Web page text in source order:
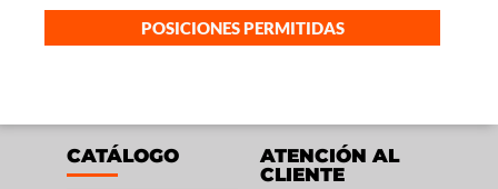
POSICIONES PERMITIDAS
CATÁLOGO
ATENCIÓN AL
CLIENTE